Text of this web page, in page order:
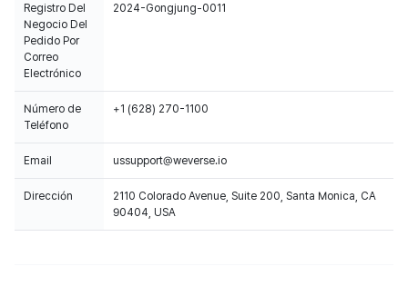
Registro Del
Negocio Del
Pedido Por
Correo
Electrónico
2024-Gongjung-0011
Número de
Teléfono
+1 (628) 270-1100
Email ussupport@weverse.io
Dirección
2110 Colorado Avenue, Suite 200, Santa Monica, CA
90404, USA